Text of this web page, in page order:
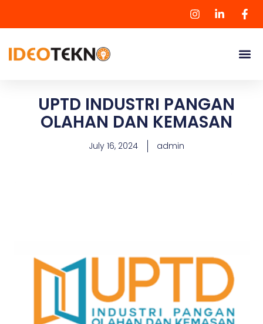
UPTD INDUSTRI PANGAN
OLAHAN DAN KEMASAN
July 16, 2024 admin